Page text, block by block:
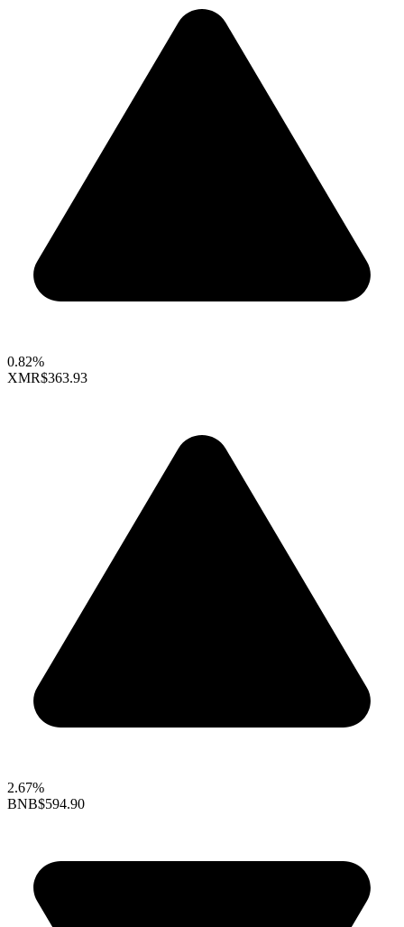
0.82%
XMR$363.93
2.67%
BNB$594.90